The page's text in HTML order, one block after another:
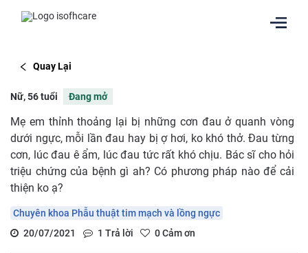
Quay Lại
Nữ, 56 tuổi Đang mở
Mẹ em thỉnh thoảng lại bị những cơn đau ở quanh vòng
dưới ngực, mỗi lần đau hay bị ợ hơi, ko khó thở. Đau từng
cơn, lúc đau ê ẩm, lúc đau tức rất khó chịu. Bác sĩ cho hỏi
triệu chứng của bệnh gì ah? Có phương pháp nào để cải
thiện ko ạ?
Chuyên khoa Phẫu thuật tim mạch và lồng ngực
20/07/2021
1 Trả lời 0Cảm ơn